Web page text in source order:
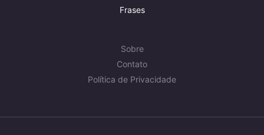
Frases
Sobre
Contato
Política de Privacidade